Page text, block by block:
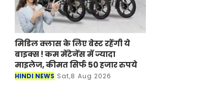
मिडिल क्लास के लिए बेस्ट रहेंगी ये
बाइक्स ! कम मेंटेनेंस में ज्यादा
माइलेज, कीमत सिर्फ 50 हजार रुपये
HINDI NEWS Sat,8 Aug 2026